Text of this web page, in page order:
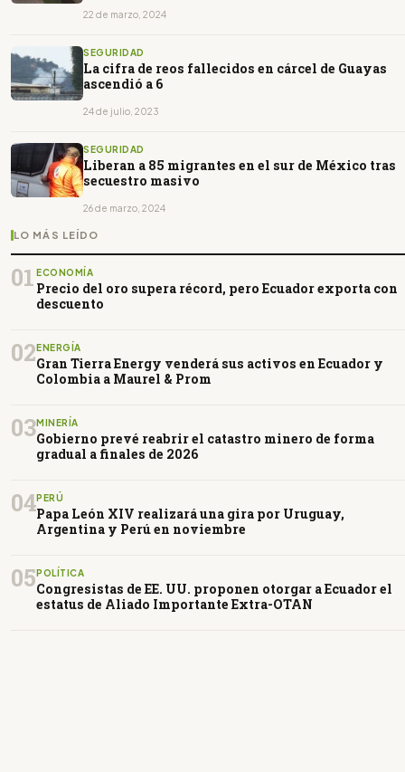
22 de marzo, 2024
SEGURIDAD
La cifra de reos fallecidos en cárcel de Guayas
ascendió a 6
24 de julio, 2023
SEGURIDAD
Liberan a 85 migrantes en el sur de México tras
secuestro masivo
26 de marzo, 2024
LO MÁS LEÍDO
01 ECONOMÍA
Precio del oro supera récord, pero Ecuador exporta con
descuento
02 ENERGÍA
Gran Tierra Energy venderá sus activos en Ecuador y
Colombia a Maurel & Prom
03MINERÍA
Gobierno prevé reabrir el catastro minero de forma
gradual a finales de 2026
04PERÚ
Papa León XIV realizará una gira por Uruguay,
Argentina y Perú en noviembre
05 POLÍTICA
Congresistas de EE. UU. proponen otorgar a Ecuador el
estatus de Aliado Importante Extra-OTAN